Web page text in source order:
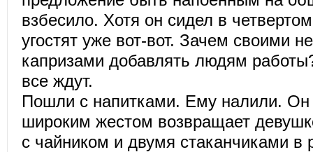
взбесило. Хотя он сидел в
угостят уже вот-вот. Зачем своими
капризами добавлять людям
все ждут.
Пошли с напитками. Ему налили. Он
широким жестом возвращает
с чайником и двумя стаканчиками в